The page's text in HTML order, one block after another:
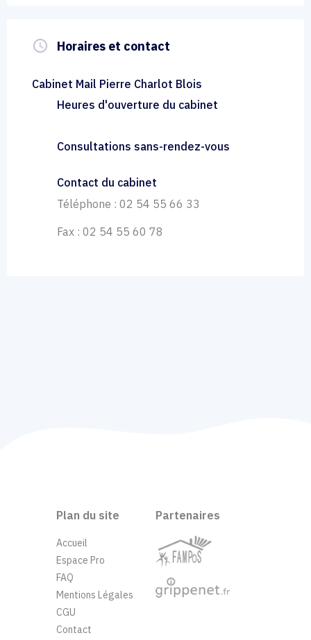
query_builder Horaires et contact
Cabinet Mail Pierre Charlot Blois
Heures d'ouverture du cabinet
Consultations sans-rendez-vous
Contact du cabinet
Téléphone : 02 54 55 66 33
Fax : 02 54 55 60 78
Plan du site
Accueil
Espace Pro
FAQ
Mentions Légales
CGU
Contact
Partenaires